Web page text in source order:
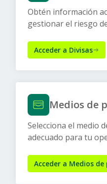
Obtén información
gestionar el riesgo
Acceder a Divisas
Medios de
Selecciona el medio
adecuado para tu
Acceder a Medios de